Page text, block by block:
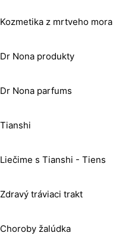
Kozmetika z mrtveho mora
Dr Nona produkty
Dr Nona parfums
Tianshi
Liečime s Tianshi - Tiens
Zdravý tráviaci trakt
Choroby žalúdka